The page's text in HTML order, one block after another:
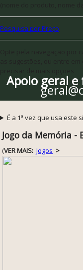
Pesquisa por Preço
Apoio geral e
É a 1ª vez que usa este
Jogo da Memória -
(VER MAIS: Jogos >